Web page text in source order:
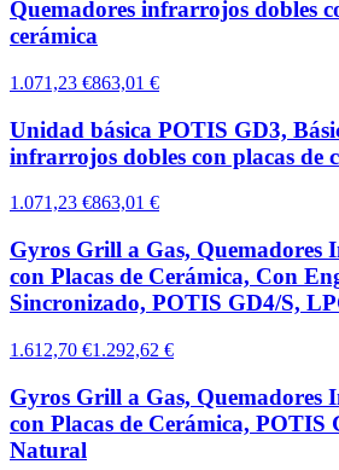
Quemadores infrarrojos dobles
cerámica
1.071,23 €863,01 €
Unidad básica POTIS GD3,
infrarrojos dobles con placas de
1.071,23 €863,01 €
Gyros Grill a Gas, Quemadores
con Placas de Cerámica, Con
Sincronizado, POTIS GD4/S,
1.612,70 €1.292,62 €
Gyros Grill a Gas, Quemadores
con Placas de Cerámica, POTIS
Natural